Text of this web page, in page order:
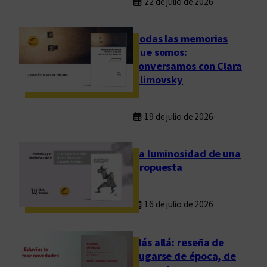
Todas las memorias
que somos:
conversamos con Clara
Klimovsky
19 de julio de 2026
La luminosidad de una
propuesta
16 de julio de 2026
Más allá: reseña de
Fugarse de época, de